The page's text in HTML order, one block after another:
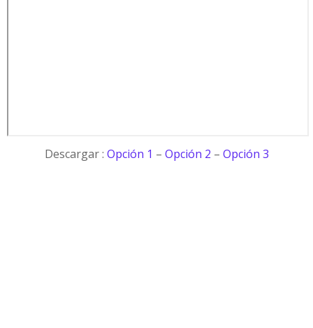
Descargar : Opción 1 – Opción 2 – Opción 3